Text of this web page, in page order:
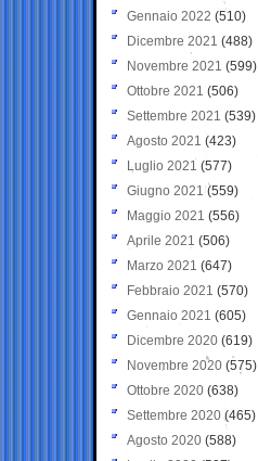
Gennaio 2022 (510)
Dicembre 2021 (488)
Novembre 2021 (599)
Ottobre 2021 (506)
Settembre 2021 (539)
Agosto 2021 (423)
Luglio 2021 (577)
Giugno 2021(559)
Maggio 2021 (556)
Aprile 2021 (506)
Marzo 2021 (647)
Febbraio 2021 (570)
Gennaio 2021 (605)
Dicembre 2020 (619)
Novembre 2020 (575)
Ottobre 2020 (638)
Settembre 2020(465)
Agosto 2020 (588)